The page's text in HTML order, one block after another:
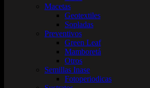
Macetas
Geotextiles
Sopladas
Preventivos
Green Leaf
Mamboretá
Otros
Semillas Inase
Fotoperiodicas